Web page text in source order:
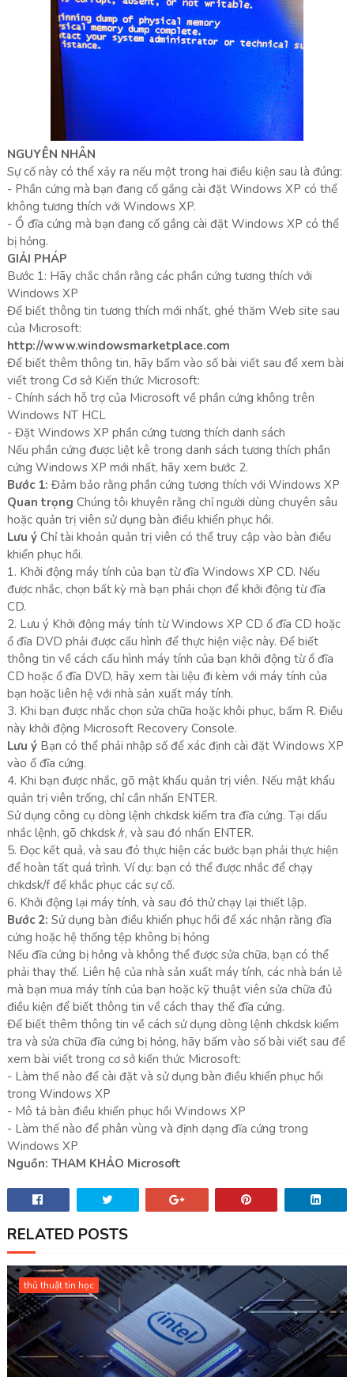
NGUYÊN NHÂN
Sự cố này có thể xảy ra nếu một trong hai điều kiện sau là đúng:
- Phần cứng mà bạn đang cố gắng cài đặt Windows XP có thể
không tương thích với Windows XP.
- Ổ đĩa cứng mà bạn đang cố gắng cài đặt Windows XP có thể
bị hỏng.
GIẢI PHÁP
Bước 1: Hãy chắc chắn rằng các phần cứng tương thích với
Windows XP
Để biết thông tin tương thích mới nhất, ghé thăm Web site sau
của Microsoft:
http://www.windowsmarketplace.com
Để biết thêm thông tin, hãy bấm vào số bài viết sau để xem bài
viết trong Cơ sở Kiến thức Microsoft:
- Chính sách hỗ trợ của Microsoft về phần cứng không trên
Windows NT HCL
- Đặt Windows XP phần cứng tương thích danh sách
Nếu phần cứng được liệt kê trong danh sách tương thích phần
cứng Windows XP mới nhất, hãy xem bước 2.
Bước 1: Đảm bảo rằng phần cứng tương thích với Windows XP
Quan trọng Chúng tôi khuyên rằng chỉ người dùng chuyên sâu
hoặc quản trị viên sử dụng bàn điều khiển phục hồi.
Lưu ýChỉ tài khoản quản trị viên có thể truy cập vào bàn điều
khiển phục hồi.
1. Khởi động máy tính của bạn từ đĩa Windows XP CD. Nếu
được nhắc, chọn bất kỳ mà bạn phải chọn để khởi động từ đĩa
CD.
2. Lưu ý Khởi động máy tính từ Windows XP CD ổ đĩa CD hoặc
ổ đĩa DVD phải được cấu hình để thực hiện việc này. Để biết
thông tin về cách cấu hình máy tính của bạn khởi động từ ổ đĩa
CD hoặc ổ đĩa DVD, hãy xem tài liệu đi kèm với máy tính của
bạn hoặc liên hệ với nhà sản xuất máy tính.
3. Khi bạn được nhắc chọn sửa chữa hoặc khôi phục, bấm R. Điều
này khởi động Microsoft Recovery Console.
Lưu ý Bạn có thể phải nhập số để xác định cài đặt Windows XP
vào ổ đĩa cứng.
4. Khi bạn được nhắc, gõ mật khẩu quản trị viên. Nếu mật khẩu
quản trị viên trống, chỉ cần nhấn ENTER.
Sử dụng công cụ dòng lệnh chkdsk kiểm tra đĩa cứng. Tại dấu
nhắc lệnh, gõ chkdsk /r, và sau đó nhấn ENTER.
5. Đọc kết quả, và sau đó thực hiện các bước bạn phải thực hiện
để hoàn tất quá trình. Ví dụ: bạn có thể được nhắc để chạy
chkdsk/f để khắc phục các sự cố.
6. Khởi động lại máy tính, và sau đó thử chạy lại thiết lập.
Bước 2: Sử dụng bàn điều khiển phục hồi để xác nhận rằng đĩa
cứng hoặc hệ thống tệp không bị hỏng
Nếu đĩa cứng bị hỏng và không thể được sửa chữa, bạn có thể
phải thay thế. Liên hệ của nhà sản xuất máy tính, các nhà bán lẻ
mà bạn mua máy tính của bạn hoặc kỹ thuật viên sửa chữa đủ
điều kiện để biết thông tin về cách thay thế đĩa cứng.
Để biết thêm thông tin về cách sử dụng dòng lệnh chkdsk kiểm
tra và sửa chữa đĩa cứng bị hỏng, hãy bấm vào số bài viết sau để
xem bài viết trong cơ sở kiến thức Microsoft:
- Làm thế nào để cài đặt và sử dụng bàn điều khiển phục hồi
trong Windows XP
- Mô tả bàn điều khiển phục hồi Windows XP
- Làm thế nào để phân vùng và định dạng đĩa cứng trong
Windows XP
Nguồn: THAM KHẢO Microsoft
RELATED POSTS
thủ thuật tin học